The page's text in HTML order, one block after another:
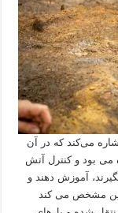
می‌کند که در آن
می بود و کنترل آتش
آموزش دهند و
مشخص می کند